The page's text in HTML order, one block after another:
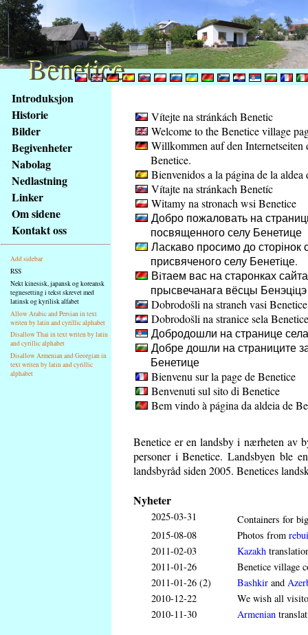
obsah
stránky
Klávesové
zkratky
tomto
webu
základní
Hlavní
strana
Introduksjon
Historie
Bilder
Begivenheter
Nabolag
Nedlastning
Linker
Om sidene
Kontakt oss
Add sidebar
RSS
Nekt kinesisk, japansk og koreansk
tegnesetting i tekst skrevet med
latinsk og kyrilisk alfabet
Allow Arabic and Persian in text
writen by latin and cyrillic alphabet
Disallow Thai in text writen by latin
and cyrillic alphabet
Disallow Armenian and Georgian in
text writen by latin and cyrillic
alphabet
Vítejte na stránkách Benetic
Welcome to the Benetice village
Willkommen auf den Internetseiten
Benetice.
Bienvenidos a la página de la aldea
Vítajte na stránkach Benetíc
Witamy na stronach wsi Benetice
Добро пожаловать на
посвященного селу Бенетице
Ласкаво просимо до сторінок
присвяченого селу Бенетiце.
Вiтаем вас на старонках
прысвечанага вёсцы Бенэцiцэ
Dobrodošli na straneh vasi Benetice
Dobrodošli na stranice sela Benetice
Добродошли на странице
Добре дошли на страниците
Бенетице
Bienvenu sur la page de Benetice
Benvenuti sul sito di Benetice
Bem vindo à página da aldeia de
Benetice er en landsby i nærheten av
personer i Benetice. Landsbyen ble
landsbyråd siden 2005. Benetices
Nyheter
2025-03-31
Containers for
2015-08-08
Photos from
2011-02-03
Kazakh
2011-01-26
Benetice village
2011-01-26 (2)
Bashkir and
2010-12-22
We wish all
2010-11-30
Armenian
Benetice
Benetice